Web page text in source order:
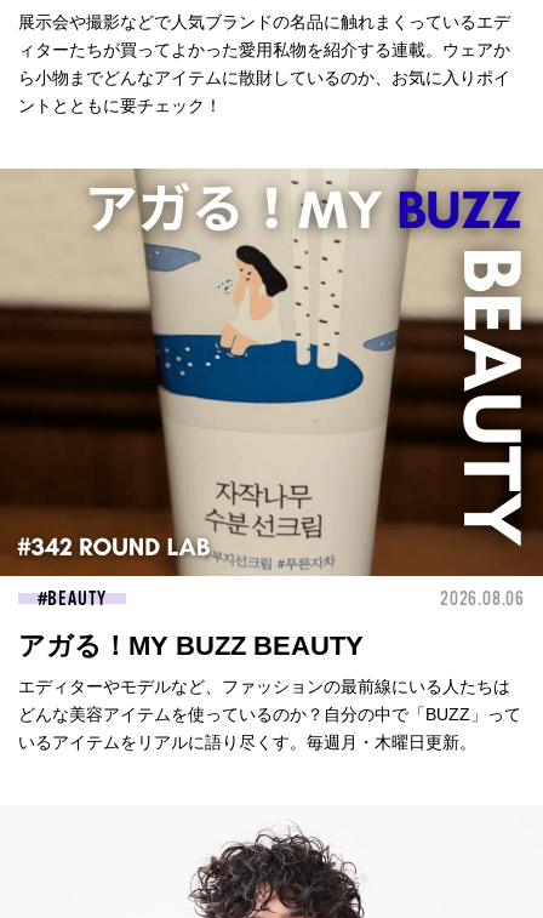
展示会や撮影などで人気ブランドの名品に触れまくっているエデ
ィターたちが買ってよかった愛用私物を紹介する連載。ウェアか
ら小物までどんなアイテムに散財しているのか、お気に入りポイ
ントとともに要チェック！
BEAUTY 2026.08.06
アガる！MY BUZZ BEAUTY
エディターやモデルなど、ファッションの最前線にいる人たちは
どんな美容アイテムを使っているのか？自分の中で「BUZZ」って
いるアイテムをリアルに語り尽くす。毎週月・木曜日更新。